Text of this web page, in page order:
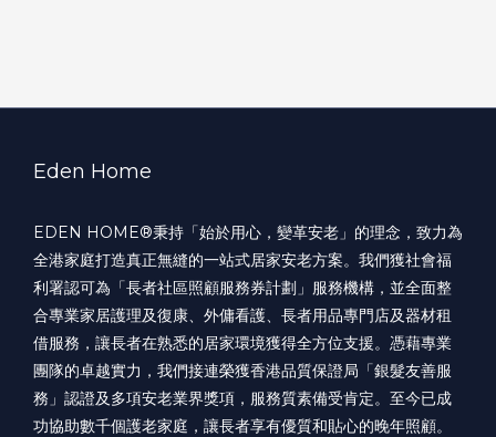
Eden Home
EDEN HOME®️秉持「始於用心，變革安老」的理念，致力為
全港家庭打造真正無縫的一站式居家安老方案。我們獲社會福
利署認可為「長者社區照顧服務券計劃」服務機構，並全面整
合專業家居護理及復康、外傭看護、長者用品專門店及器材租
借服務，讓長者在熟悉的居家環境獲得全方位支援。憑藉專業
團隊的卓越實力，我們接連榮獲香港品質保證局「銀髮友善服
務」認證及多項安老業界獎項，服務質素備受肯定。至今已成
功協助數千個護老家庭，讓長者享有優質和貼心的晚年照顧。